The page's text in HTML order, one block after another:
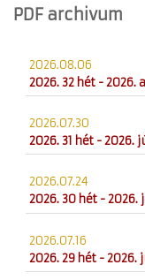
PDF archivum
2026.08.06
2026. 32 hét - 2026.
2026.07.30
2026. 31 hét - 2026.
2026.07.24
2026. 30 hét - 2026.
2026.07.16
2026. 29 hét - 2026.